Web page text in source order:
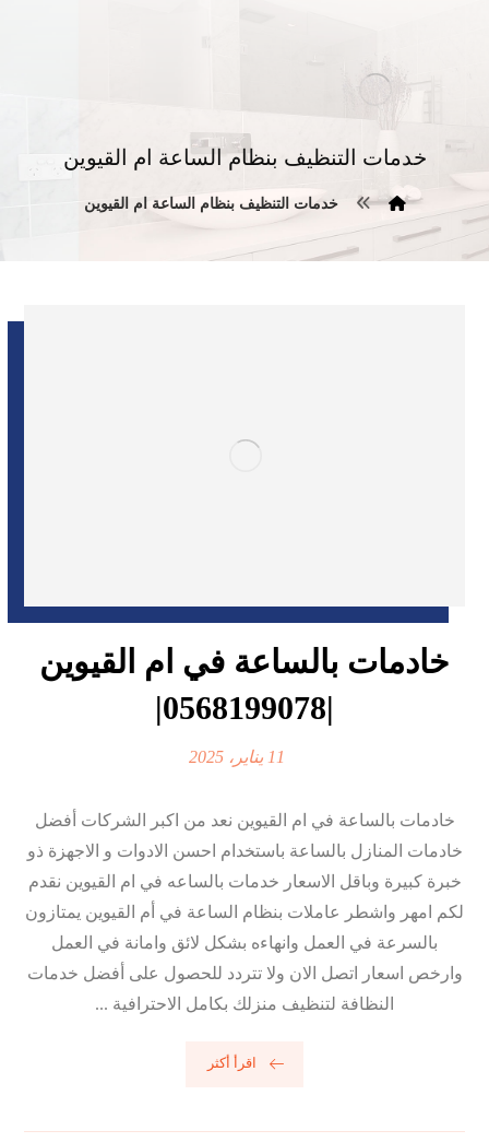
خدمات التنظيف بنظام الساعة ام القيوين
خدمات التنظيف بنظام الساعة ام القيوين
خادمات بالساعة في ام القيوين
|0568199078|
11 يناير، 2025
خادمات بالساعة في ام القيوين نعد من اكبر الشركات أفضل
خادمات المنازل بالساعة باستخدام احسن الادوات و الاجهزة ذو
خبرة كبيرة وباقل الاسعار خدمات بالساعه في ام القيوين نقدم
لكم امهر واشطر عاملات بنظام الساعة في أم القيوين يمتازون
بالسرعة في العمل وانهاءه بشكل لائق وامانة في العمل
وارخص اسعار اتصل الان ولا تتردد للحصول على أفضل خدمات
النظافة لتنظيف منزلك بكامل الاحترافية ...
اقرأ أكثر